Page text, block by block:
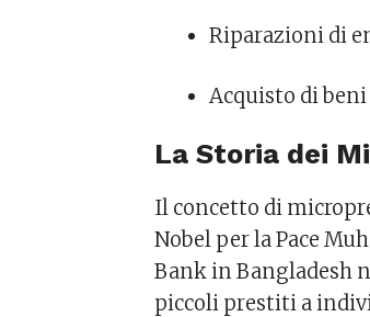
Riparazioni di
Acquisto di
La Storia dei
Il concetto di
Nobel per la Pace
Bank in Bangladesh
piccoli prestiti a